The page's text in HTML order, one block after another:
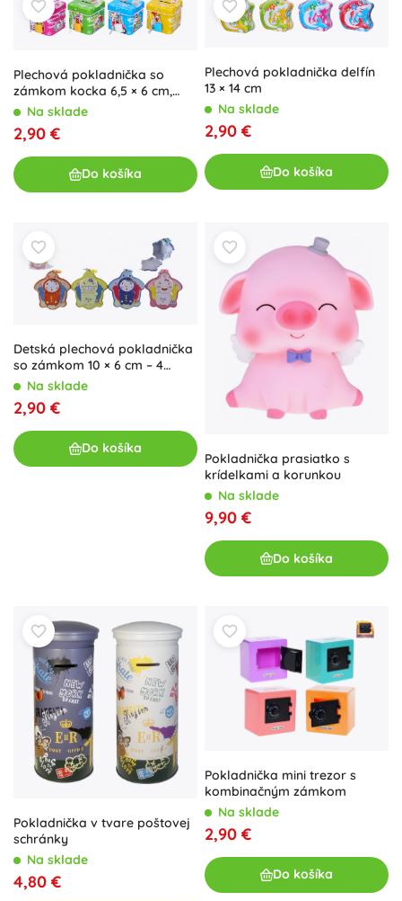
Plechová pokladnička so
zámkom kocka 6,5 × 6 cm,
viac farieb
Na sklade
2,90 €
Do košíka
Plechová pokladnička delfín
13 × 14 cm
Na sklade
2,90 €
Do košíka
Detská plechová pokladnička
so zámkom 10 × 6 cm – 4
farbyNa sklade
2,90 €
Do košíka
Pokladnička prasiatko s
krídelkami a korunkou
Na sklade
9,90 €
Do košíka
Pokladnička v tvare poštovej
schránky
Na sklade
4,80 €
Pokladnička mini trezor s
kombinačným zámkom
Na sklade
2,90 €
Do košíka